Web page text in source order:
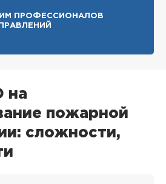
ПРОФЕССИОНАЛОВ
на
пожарной
сложности,